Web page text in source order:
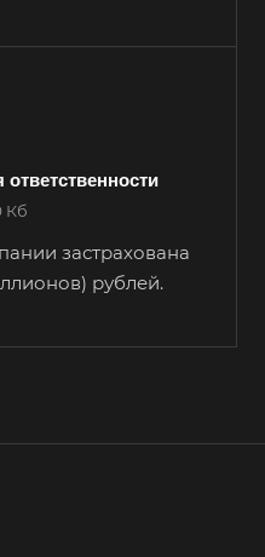
Кб
застрахована
рублей.